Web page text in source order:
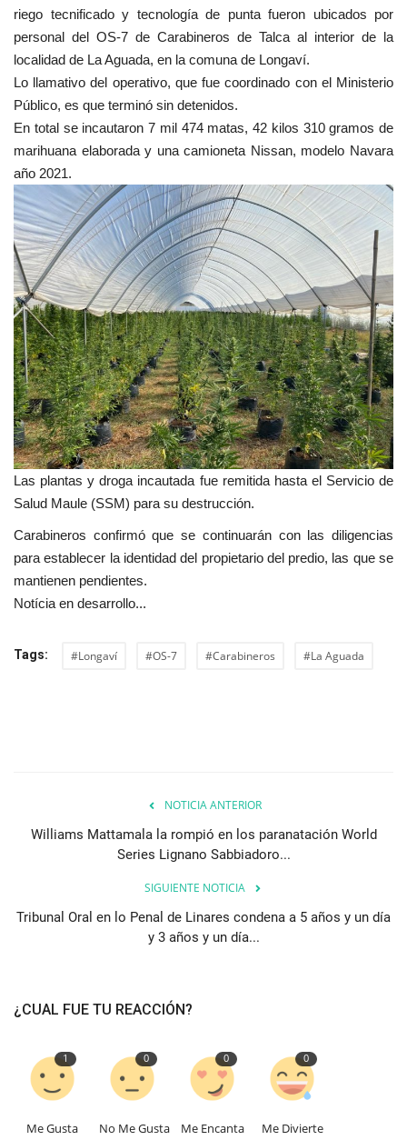
riego tecnificado y tecnología de punta fueron ubicados por
personal del OS-7 de Carabineros de Talca al interior de la
localidad de La Aguada, en la comuna de Longaví.
Lo llamativo del operativo, que fue coordinado con el Ministerio
Público, es que terminó sin detenidos.
En total se incautaron 7 mil 474 matas, 42 kilos 310 gramos de
marihuana elaborada y una camioneta Nissan, modelo Navara
año 2021.
Las plantas y droga incautada fue remitida hasta el Servicio de
Salud Maule (SSM) para su destrucción.
Carabineros confirmó que se continuarán con las diligencias
para establecer la identidad del propietario del predio, las que se
mantienen pendientes.
Notícia en desarrollo...
Tags: #Longaví #OS-7 #Carabineros #La Aguada
NOTICIA ANTERIOR
Williams Mattamala la rompió en los paranatación World
Series Lignano Sabbiadoro...
SIGUIENTE NOTICIA
Tribunal Oral en lo Penal de Linares condena a 5 años y un día
y 3 años y un día...
¿CUAL FUE TU REACCIÓN?
1
Me Gusta
0
No Me Gusta
0
Me Encanta
0
Me Divierte